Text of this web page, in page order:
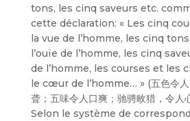
tons, les cinq saveurs etc.
cette déclaration: « Les cinq
la vue de l’homme, les cinq
l’ouïe de l’homme, les cinq
de l’homme, les courses et les
le cœur de l’homme… » (五色令人
聋；五味令人口爽；驰骋畋猎，令人
Selon le système de